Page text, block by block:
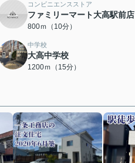
コンビニエンスストア
ファミリーマート大高駅前店
800ｍ（10分）
中学校
大高中学校
1200ｍ（15分）